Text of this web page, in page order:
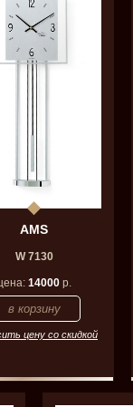
AMS
W 7130
14000р.
цену со скидкой